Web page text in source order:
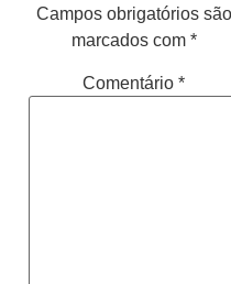
Campos obrigatórios são
marcados com *
Comentário *